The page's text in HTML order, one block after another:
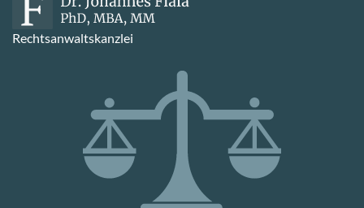
Rechtsanwaltskanzlei